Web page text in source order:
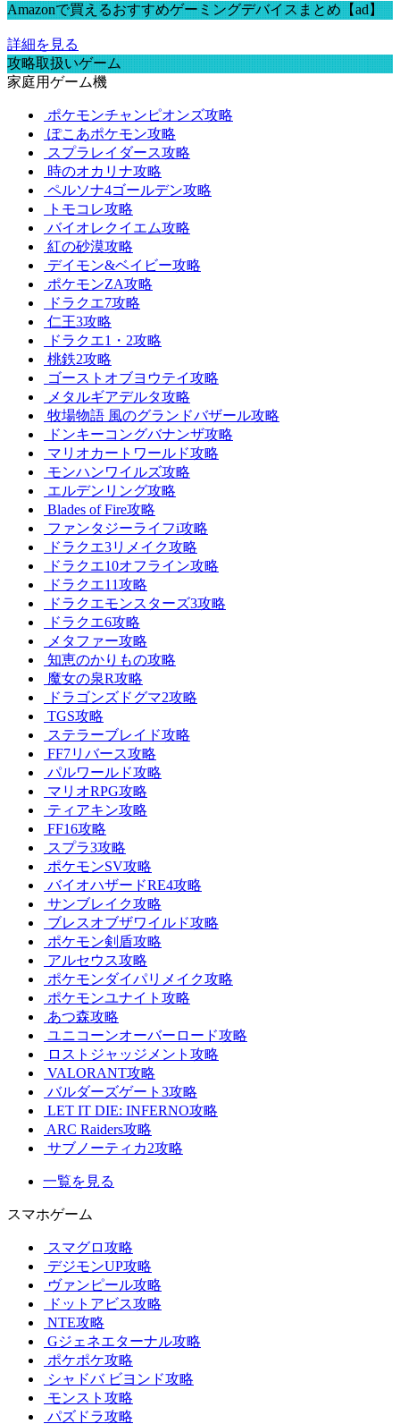
Amazonで買えるおすすめゲーミングデバイスまとめ【ad】
詳細を見る
攻略取扱いゲーム
家庭用ゲーム機
ポケモンチャンピオンズ攻略
ぽこあポケモン攻略
スプラレイダース攻略
時のオカリナ攻略
ペルソナ4ゴールデン攻略
トモコレ攻略
バイオレクイエム攻略
紅の砂漠攻略
デイモン&ベイビー攻略
ポケモンZA攻略
ドラクエ7攻略
仁王3攻略
ドラクエ1・2攻略
桃鉄2攻略
ゴーストオブヨウテイ攻略
メタルギアデルタ攻略
牧場物語 風のグランドバザール攻略
ドンキーコングバナンザ攻略
マリオカートワールド攻略
モンハンワイルズ攻略
エルデンリング攻略
Blades of Fire攻略
ファンタジーライフi攻略
ドラクエ3リメイク攻略
ドラクエ10オフライン攻略
ドラクエ11攻略
ドラクエモンスターズ3攻略
ドラクエ6攻略
メタファー攻略
知恵のかりもの攻略
魔女の泉R攻略
ドラゴンズドグマ2攻略
TGS攻略
ステラーブレイド攻略
FF7リバース攻略
パルワールド攻略
マリオRPG攻略
ティアキン攻略
FF16攻略
スプラ3攻略
ポケモンSV攻略
バイオハザードRE4攻略
サンブレイク攻略
ブレスオブザワイルド攻略
ポケモン剣盾攻略
アルセウス攻略
ポケモンダイパリメイク攻略
ポケモンユナイト攻略
あつ森攻略
ユニコーンオーバーロード攻略
ロストジャッジメント攻略
VALORANT攻略
バルダーズゲート3攻略
LET IT DIE: INFERNO攻略
ARC Raiders攻略
サブノーティカ2攻略
一覧を見る
スマホゲーム
スマグロ攻略
デジモンUP攻略
ヴァンピール攻略
ドットアビス攻略
NTE攻略
Gジェネエターナル攻略
ポケポケ攻略
シャドバ ビヨンド攻略
モンスト攻略
パズドラ攻略